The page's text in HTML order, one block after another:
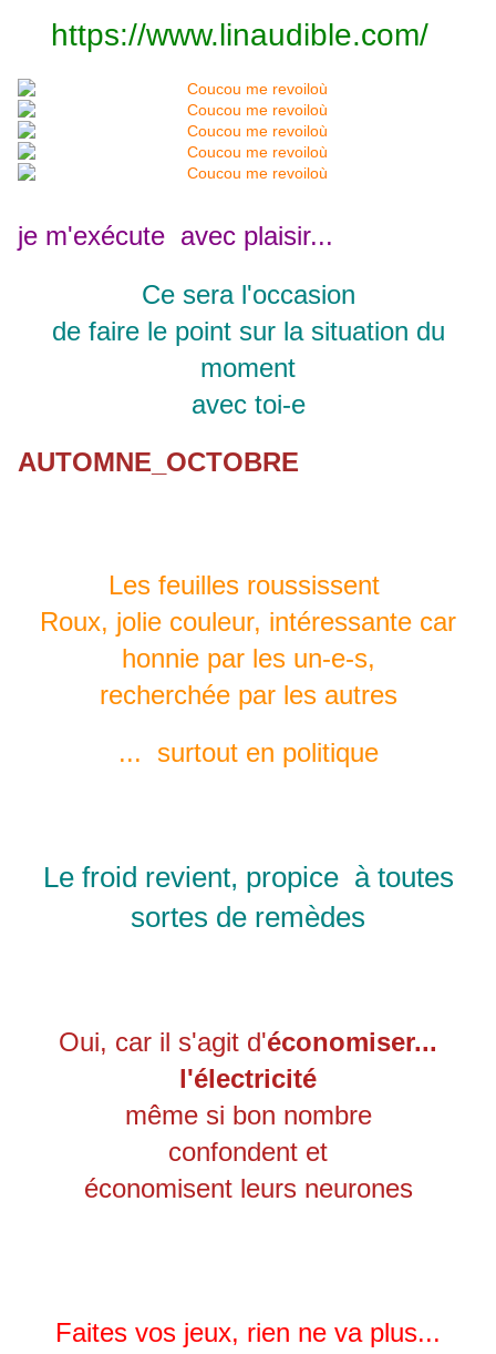
https://www.linaudible.com/
je m'exécute avec plaisir...
Ce sera l'occasion
de faire le point sur la situation du
moment
avec toi-e
AUTOMNE_OCTOBRE
Les feuilles roussissent
Roux, jolie couleur, intéressante car
honnie par les un-e-s,
recherchée par les autres
... surtout en politique
Le froid revient, propice à toutes
sortes de remèdes
Oui, car il s'agit d'économiser...
l'électricité
même si bon nombre
confondent et
économisent leurs neurones
Faites vos jeux, rien ne va plus...